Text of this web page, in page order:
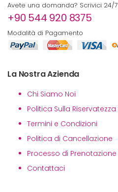
Avete una domanda? Scrivici 24/7
+90 544 920 8375
Modalità di Pagamento
La Nostra Azienda
Chi Siamo Noi
Politica Sulla Riservatezza
Termini e Condizioni
Politica di Cancellazione
Processo di Prenotazione
Contattaci